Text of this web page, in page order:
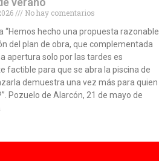
No hay comentarios
“Hemos hecho una propuesta razonable
del plan de obra, que complementada
apertura solo por las tardes es
factible para que se abra la piscina de
demuestra una vez más para quien
Pozuelo de Alarcón, 21 de mayo de